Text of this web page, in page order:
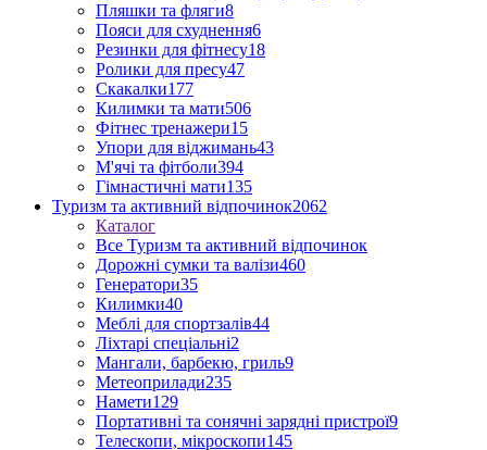
Пляшки та фляги8
Пояси для схуднення6
Резинки для фітнесу18
Ролики для пресу47
Скакалки177
Килимки та мати506
Фітнес тренажери15
Упори для віджимань43
М'ячі та фітболи394
Гімнастичні мати135
Туризм та активний відпочинок2062
Каталог
Все Туризм та активний відпочинок
Дорожні сумки та валізи460
Генератори35
Килимки40
Меблі для спортзалів44
Ліхтарі спеціальні2
Мангали, барбекю, гриль9
Метеоприлади235
Намети129
Портативні та сонячні зарядні пристрої9
Телескопи, мікроскопи145